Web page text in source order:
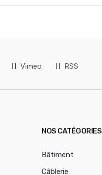
Vimeo RSS
NOS CATÉGORIES
Bâtiment
Câblerie